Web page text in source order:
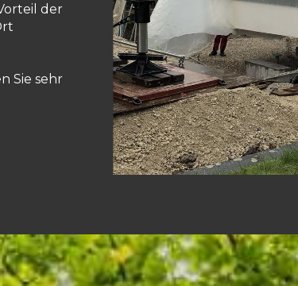
der
Sie sehr